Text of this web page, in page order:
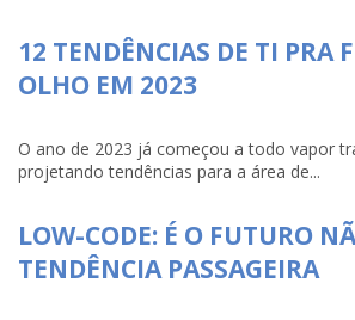
12 TENDÊNCIAS DE TI PRA
OLHO EM 2023
O ano de 2023 já começou a todo vapor
projetando tendências para a área de...
LOW-CODE: É O FUTURO
TENDÊNCIA PASSAGEIRA